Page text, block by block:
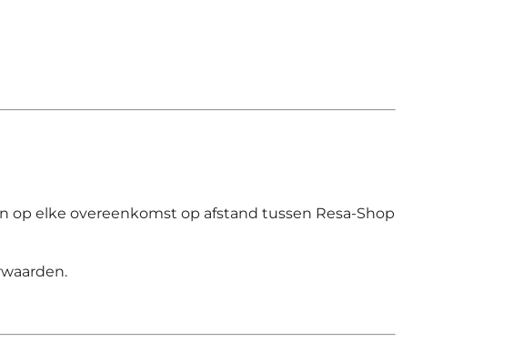
op elke overeenkomst op afstand tussen Resa-Shop